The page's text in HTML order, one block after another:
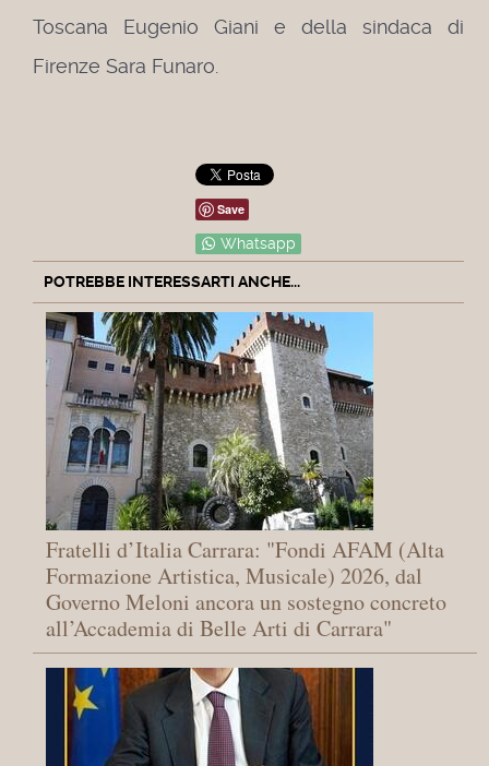
Toscana Eugenio Giani e della sindaca di
Firenze Sara Funaro.
Save
Whatsapp
POTREBBE INTERESSARTI ANCHE...
Fratelli d’Italia Carrara: "Fondi AFAM (Alta
Formazione Artistica, Musicale) 2026, dal
Governo Meloni ancora un sostegno concreto
all’Accademia di Belle Arti di Carrara"